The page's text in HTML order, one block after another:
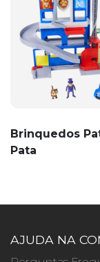
Brinquedos
Pata
AJUDA NA